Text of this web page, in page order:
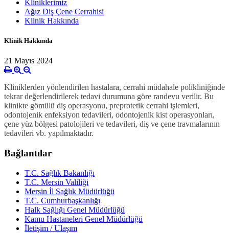
Kliniklerimiz
Ağız Diş Çene Cerrahisi
Klinik Hakkında
Klinik Hakkında
21 Mayıs 2024
Kliniklerden yönlendirilen hastalara, cerrahi müdahale polikliniğinde
tekrar değerlendirilerek tedavi durumuna göre randevu verilir. Bu
klinikte gömülü diş operasyonu, preprotetik cerrahi işlemleri,
odontojenik enfeksiyon tedavileri, odontojenik kist operasyonları,
çene yüz bölgesi patolojileri ve tedavileri, diş ve çene travmalarının
tedavileri vb. yapılmaktadır.
Bağlantılar
T.C. Sağlık Bakanlığı
T.C. Mersin Valiliği
Mersin İl Sağlık Müdürlüğü
T.C. Cumhurbaşkanlığı
Halk Sağlığı Genel Müdürlüğü
Kamu Hastaneleri Genel Müdürlüğü
İletişim / Ulaşım